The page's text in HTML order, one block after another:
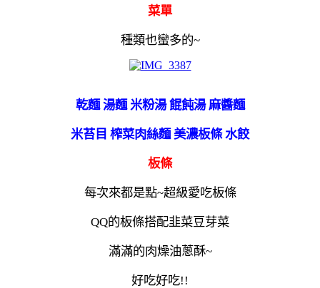
菜單
種類也蠻多的~
乾麵 湯麵 米粉湯 餛飩湯 麻醬麵
米苔目 榨菜肉絲麵 美濃板條 水餃
板條
每次來都是點~超級愛吃板條
QQ的板條搭配韭菜豆芽菜
滿滿的肉燥油蔥酥~
好吃好吃!!